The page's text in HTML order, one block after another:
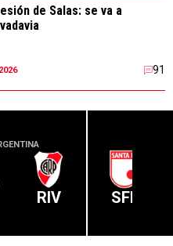
de Salas: se va a
91
RIV SFE